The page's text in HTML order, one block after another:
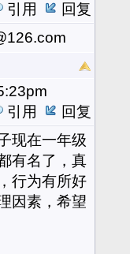
引用
回复
引用
回复
现在一年级
有名了，真
行为有所好
因素，希望